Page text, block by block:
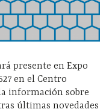
presente en Expo
en el Centro
información sobre
últimas novedades